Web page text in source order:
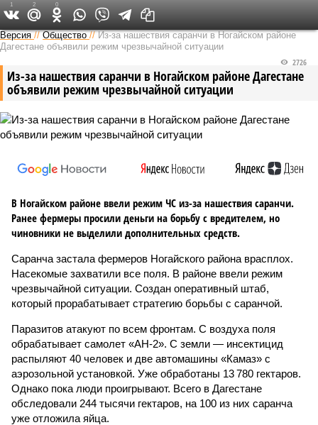
Версия на Кавказе
Версия //Общество //Из-за нашествия саранчи в Ногайском районе
Дагестане объявили режим чрезвычайной ситуации
Из-за нашествия саранчи в Ногайском районе Дагестане
объявили режим чрезвычайной ситуации
2726
В Ногайском районе ввели режим ЧС из-за нашествия саранчи.
Ранее фермеры просили деньги на борьбу с вредителем, но
чиновники не выделили дополнительных средств.
Саранча застала фермеров Ногайского района врасплох.
Насекомые захватили все поля. В районе ввели режим
чрезвычайной ситуации. Создан оперативный штаб,
который прорабатывает стратегию борьбы с саранчой.
Паразитов атакуют по всем фронтам. С воздуха поля
обрабатывает самолет «АН-2». С земли — инсектицид
распыляют 40 человек и две автомашины «Камаз» с
аэрозольной установкой. Уже обработаны 13 780 гектаров.
Однако пока люди проигрывают. Всего в Дагестане
обследовали 244 тысячи гектаров, на 100 из них саранча
уже отложила яйца.
1 2 0